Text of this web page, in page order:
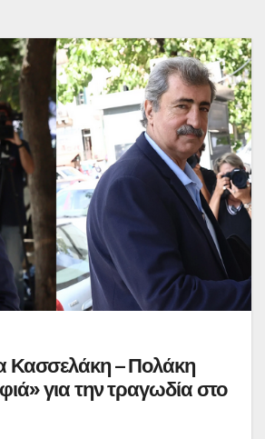
Κασσελάκη – Πολάκη
για την τραγωδία στο